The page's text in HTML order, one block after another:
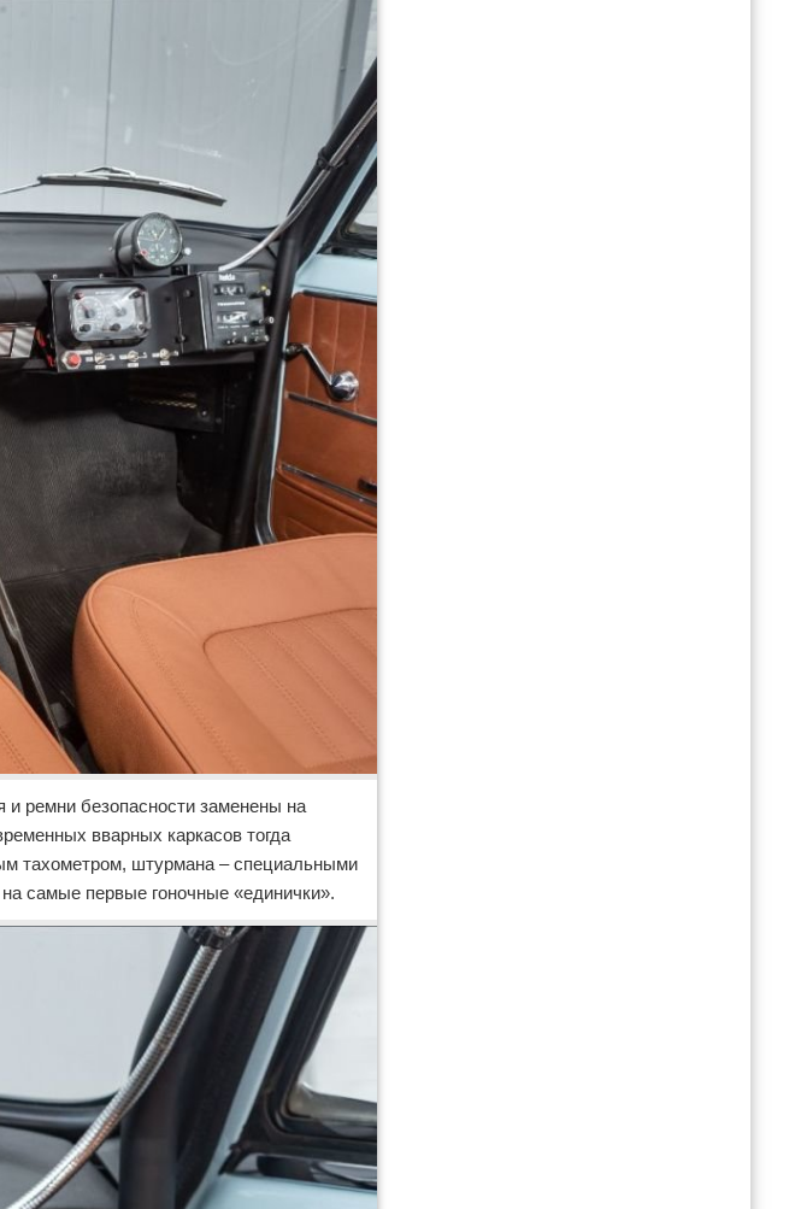
ремни безопасности заменены на
вварных каркасов тогда
тахометром, штурмана – специальными
самые первые гоночные «единички».